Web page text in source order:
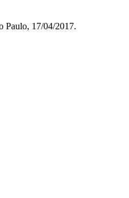
Paulo, 17/04/2017.